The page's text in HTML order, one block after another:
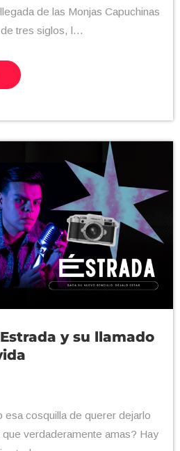
de las Monjas Capuchinas
tres siglos, l...
y su llamado
esa cosquilla de querer dejarlo
verdaderamente amas? Hay